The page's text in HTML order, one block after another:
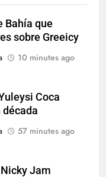
Bahía que
sobre Greeicy
10 minutes ago
Coca
década
57 minutes ago
Jam